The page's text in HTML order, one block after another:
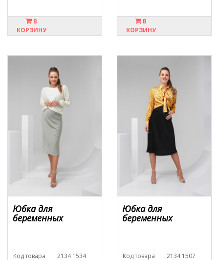
В
КОРЗИНУ
В
КОРЗИНУ
Юбка для
беременных
Код товара 2134 1534
Юбка для
беременных
Код товара 2134 1507